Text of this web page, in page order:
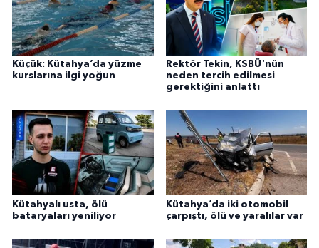
Küçük: Kütahya’da yüzme
kurslarına ilgi yoğun
Rektör Tekin, KSBÜ'nün
neden tercih edilmesi
gerektiğini anlattı
Kütahyalı usta, ölü
bataryaları yeniliyor
Kütahya’da iki otomobil
çarpıştı, ölü ve yaralılar var